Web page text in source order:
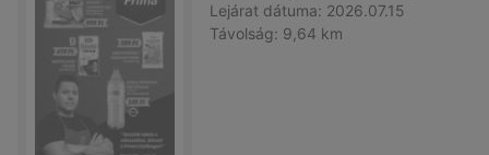
Lejárat dátuma: 2026.07.15
Távolság: 9,64 km